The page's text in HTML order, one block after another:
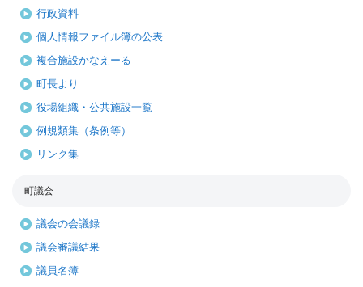
行政資料
個人情報ファイル簿の公表
複合施設かなえーる
町長より
役場組織・公共施設一覧
例規類集（条例等）
リンク集
町議会
議会の会議録
議会審議結果
議員名簿